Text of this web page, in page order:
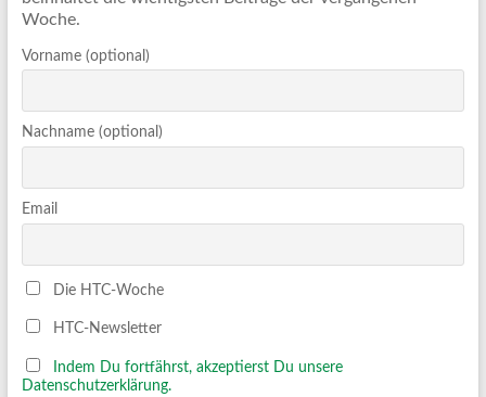
Woche.
Vorname (optional)
Nachname (optional)
Email
Die HTC-Woche
HTC-Newsletter
Indem Du fortfährst, akzeptierst Du unsere
Datenschutzerklärung.